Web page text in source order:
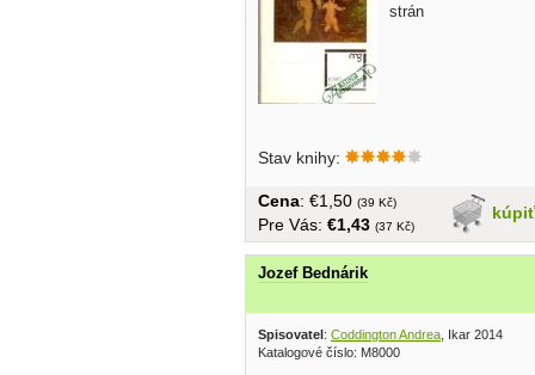
strán
Stav knihy:
kúpiť
Cena: €1,50 (39 Kč)
Pre Vás: €1,43 (37 Kč)
Jozef Bednárik
Spisovatel: Coddington Andrea , Ikar 2014
Katalogové číslo: M8000